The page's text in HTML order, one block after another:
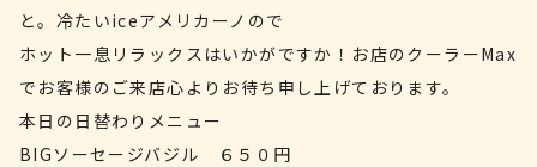
と。冷たいiceアメリカーノので
ホット一息リラックスはいかがですか！お店のクーラーMax
でお客様のご来店心よりお待ち申し上げております。
本日の日替わりメニュー
BIGソーセージバジル ６５０円